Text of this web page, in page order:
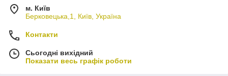
м. Київ
Берковецька,1, Київ, Україна
Контакти
Сьогодні вихідний
Показати весь графік роботи